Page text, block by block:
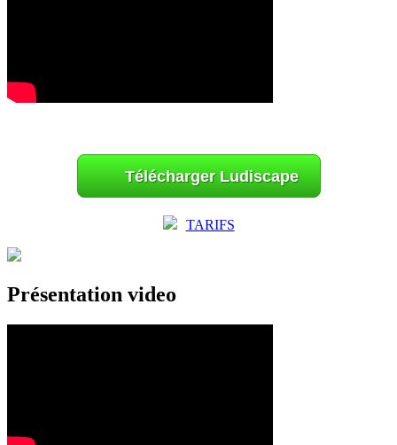
Télécharger Ludiscape
TARIFS
Présentation video